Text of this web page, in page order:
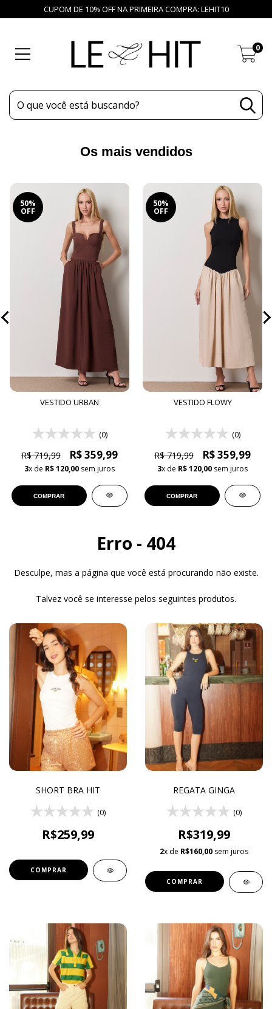
CUPOM DE 10% OFF NA PRIMEIRA COMPRA: LEHIT10
0
Os mais vendidos
50%
OFF
VESTIDO URBAN
(0)
R$ 719,99 R$ 359,99
3x de R$ 120,00 sem juros
COMPRAR
50%
OFF
VESTIDO FLOWY
(0)
R$ 719,99 R$ 359,99
3x de R$ 120,00 sem juros
COMPRAR
Erro - 404
Desculpe, mas a página que você está procurando não existe.
Talvez você se interesse pelos seguintes produtos.
SHORT BRA HIT
(0)
R$259,99
COMPRAR
REGATA GINGA
(0)
R$319,99
2x de R$160,00 sem juros
COMPRAR